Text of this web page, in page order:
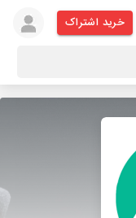
خرید اشتراک